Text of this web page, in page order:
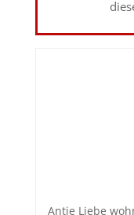
Antje Liebe